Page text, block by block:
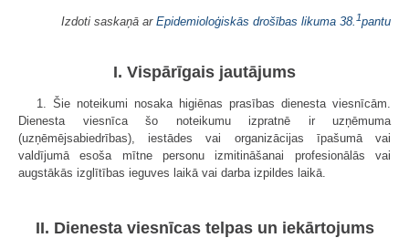
Izdoti saskaņā ar Epidemioloģiskās drošības likuma 38. 1pantu
I. Vispārīgais jautājums
1. Šie noteikumi nosaka higiēnas prasības dienesta viesnīcām.
Dienesta viesnīca šo noteikumu izpratnē ir uzņēmuma
(uzņēmējsabiedrības), iestādes vai organizācijas īpašumā vai
valdījumā esoša mītne personu izmitināšanai profesionālās vai
augstākās izglītības ieguves laikā vai darba izpildes laikā.
II. Dienesta viesnīcas telpas un iekārtojums